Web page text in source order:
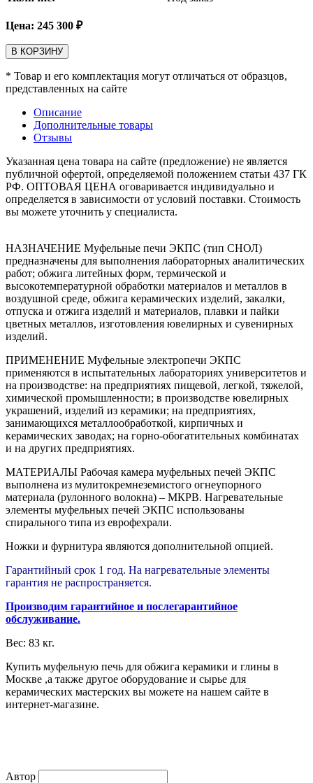
Цена: 245 300 ₽
В КОРЗИНУ
* Товар и его комплектация могут отличаться от образцов,
представленных на сайте
Описание
Дополнительные товары
Отзывы
Указанная цена товара на сайте (предложение) не является
публичной офертой, определяемой положением статьи 437 ГК
РФ. ОПТОВАЯ ЦЕНА оговаривается индивидуально и
определяется в зависимости от условий поставки. Стоимость
вы можете уточнить у специалиста.
НАЗНАЧЕНИЕ Муфельные печи ЭКПС (тип СНОЛ)
предназначены для выполнения лабораторных аналитических
работ; обжига литейных форм, термической и
высокотемпературной обработки материалов и металлов в
воздушной среде, обжига керамических изделий, закалки,
отпуска и отжига изделий и материалов, плавки и пайки
цветных металлов, изготовления ювелирных и сувенирных
изделий.
ПРИМЕНЕНИЕ Муфельные электропечи ЭКПС
применяются в испытательных лабораториях университетов и
на производстве: на предприятиях пищевой, легкой, тяжелой,
химической промышленности; в производстве ювелирных
украшений, изделий из керамики; на предприятиях,
занимающихся металлообработкой, кирпичных и
керамических заводах; на горно-обогатительных комбинатах
и на других предприятиях.
МАТЕРИАЛЫ Рабочая камера муфельных печей ЭКПС
выполнена из мулитокремнеземистого огнеупорного
материала (рулонного волокна) – МКРВ. Нагревательные
элементы муфельных печей ЭКПС использованы
спирального типа из еврофехрали.
Ножки и фурнитура являются дополнительной опцией.
Гарантийный срок 1 год. На нагревательные элементы
гарантия не распространяется.
Производим гарантийное и послегарантийное
обслуживание.
Вес: 83 кг.
Купить муфельную печь для обжига керамики и глины в
Москве ,а также другое оборудование и сырье для
керамических мастерских вы можете на нашем сайте в
интернет-магазине.
Автор